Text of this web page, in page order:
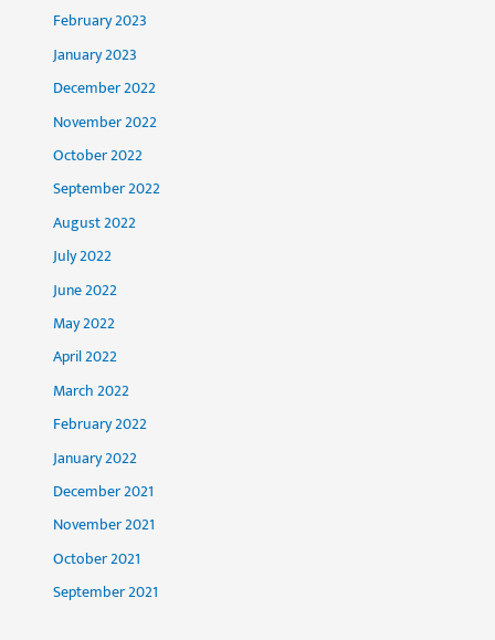
February 2023
January 2023
December 2022
November 2022
October 2022
September 2022
August 2022
July 2022
June 2022
May 2022
April 2022
March 2022
February 2022
January 2022
December 2021
November 2021
October 2021
September 2021